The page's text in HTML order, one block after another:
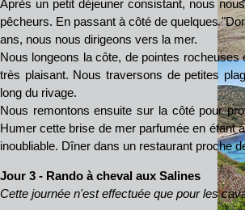
Après un petit déjeuner consistant, nous
pêcheurs. En passant à côté de quelques
ans, nous nous dirigeons vers la mer.
Nous longeons la côte, de pointes
très plaisant. Nous traversons de petites
long du rivage.
Nous remontons ensuite sur la côté pour
Humer cette brise de mer parfumée en étant
inoubliable. Dîner dans un restaurant proche
Jour 3 - Rando à cheval aux Salines
Cette journée n'est effectuée que pour les